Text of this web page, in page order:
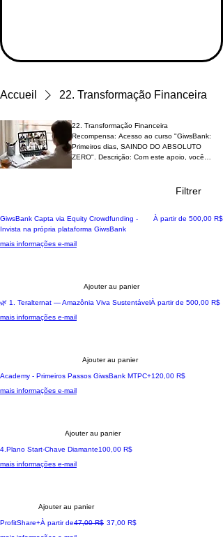
Accueil 22. Transformação Financeira
22. Transformação Financeira
Recompensa: Acesso ao curso "GiwsBank:
Primeiros dias, SAINDO DO ABSOLUTO
ZERO". Descrição: Com este apoio, você
mental e social, com base nos princípios da
Filtrer
Nouveau!
GiwsBank Capta via Equity Crowdfunding -
Invista na própria plataforma GiwsBank
À partir de 500,00 R$
Prix promotionnel
mais informações e-mail
Ajouter au panier
🌍 Impactando comunidades reai
🌿 1. Teralternat — Amazônia Viva SustentávelÀ partir de 500,00 R$
Prix promotionnel
mais informações e-mail
Ajouter au panier
A sua jornada transformadora
Academy - Primeiros Passos GiwsBank MTPC+Prix
120,00 R$
mais informações e-mail
Ajouter au panier
A sua jornada transformadora
4.Plano Start-Chave DiamantePrix
100,00 R$
mais informações e-mail
Ajouter au panier
Exclusivo Participação Lucros
ProfitShare+À partir de
Prix original47,00 R$ 37,00 R$
Prix promotionnel